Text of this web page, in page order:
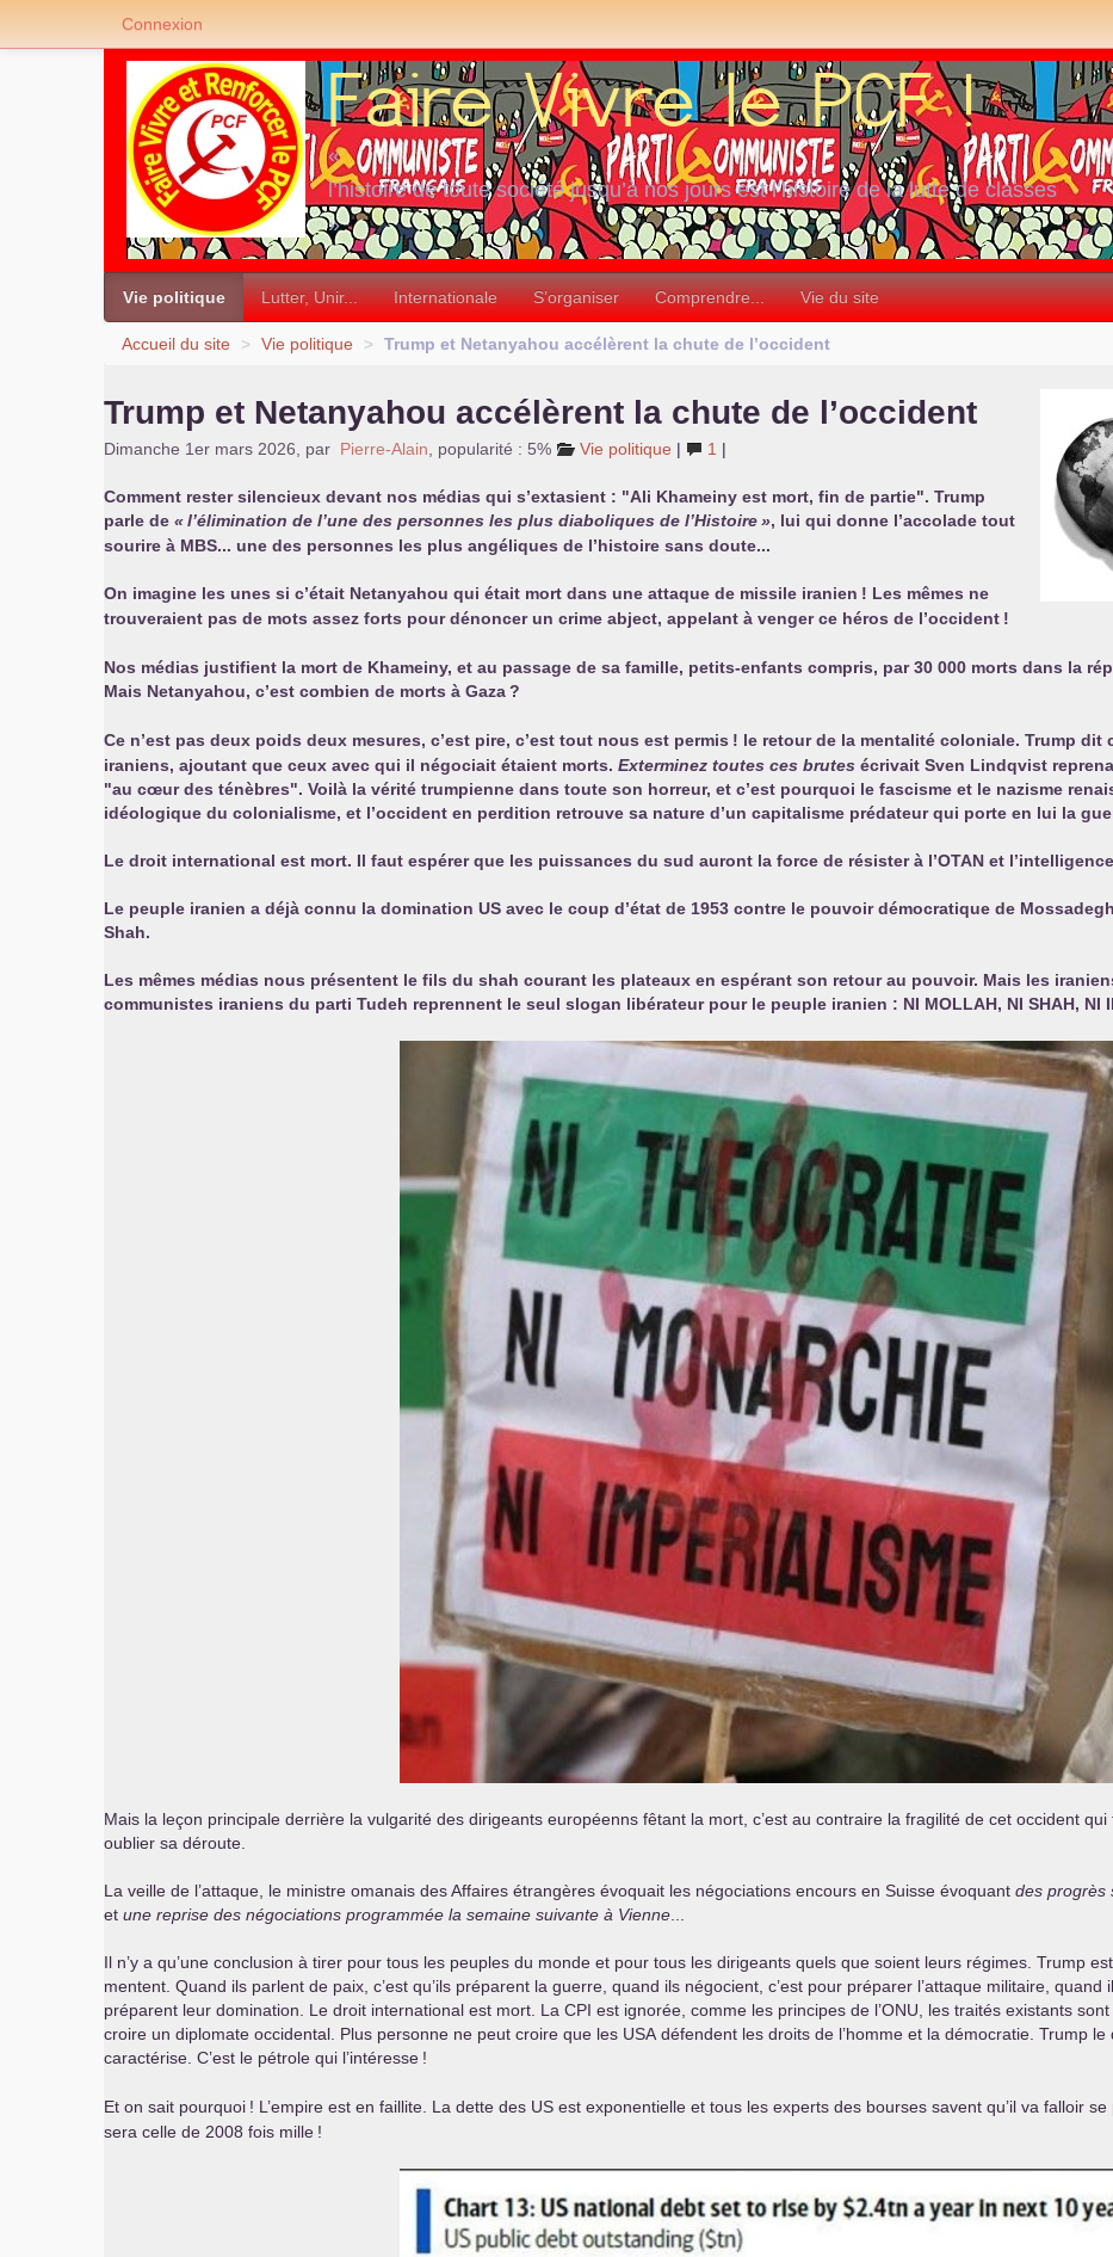
«
l’histoire de toute société jusqu’à nos jours est l’histoire de la lutte de classes
»
Vie politique Lutter, Unir... Internationale S’organiser Comprendre... Vie du site
Accueil du site > Vie politique > Trump et Netanyahou accélèrent la chute de l’occident
Trump et Netanyahou accélèrent la chute de l’occident
Dimanche 1er mars 2026 par Pierre-Alain popularité : 5% Vie politique | 1 |
Comment rester silencieux devant nos médias qui s’extasient : "Ali Khameiny est mort, fin de partie". Trump
parle de «l’élimination de l’une des personnes les plus diaboliques de l’Histoire», lui qui donne l’accolade tout
sourire à MBS... une des personnes les plus angéliques de l’histoire sans doute...
On imagine les unes si c’était Netanyahou qui était mort dans une attaque de missile iranien ! Les mêmes ne
trouveraient pas de mots assez forts pour dénoncer un crime abject, appelant à venger ce héros de l’occident !
Nos médias justifient la mort de Khameiny, et au passage de sa famille, petits-enfants compris, par 30 000 morts dans la
Mais Netanyahou, c’est combien de morts à Gaza?
Ce n’est pas deux poids deux mesures, c’est pire, c’est tout nous est permis ! le retour de la mentalité coloniale. Trump dit
iraniens, ajoutant que ceux avec qui il négociait étaient morts. Exterminez toutes ces brutes écrivait Sven Lindqvist
"au cœur des ténèbres". Voilà la vérité trumpienne dans toute son horreur, et c’est pourquoi le fascisme et le nazisme
idéologique du colonialisme, et l’occident en perdition retrouve sa nature d’un capitalisme prédateur qui porte en lui la
Le droit international est mort. Il faut espérer que les puissances du sud auront la force de résister à l’OTAN et
Le peuple iranien a déjà connu la domination US avec le coup d’état de 1953 contre le pouvoir démocratique de
Shah.
Les mêmes médias nous présentent le fils du shah courant les plateaux en espérant son retour au pouvoir. Mais les
communistes iraniens du parti Tudeh reprennent le seul slogan libérateur pour le peuple iranien : NI MOLLAH, NI SHAH, NI
Mais la leçon principale derrière la vulgarité des dirigeants européenns fêtant la mort, c’est au contraire la fragilité de cet occident
oublier sa déroute.
La veille de l’attaque, le ministre omanais des Affaires étrangères évoquait les négociations encours en Suisse évoquant des progrès
et une reprise des négociations programmée la semaine suivante à Vienne
Il n’y a qu’une conclusion à tirer pour tous les peuples du monde et pour tous les dirigeants quels que soient leurs régimes. Trump
mentent. Quand ils parlent de paix, c’est qu’ils préparent la guerre, quand ils négocient, c’est pour préparer l’attaque militaire, quand
préparent leur domination. Le droit international est mort. La CPI est ignorée, comme les principes de l’ONU , les traités existants
croire un diplomate occidental. Plus personne ne peut croire que les USA défendent les droits de l’homme et la démocratie. Trump
caractérise. C’est le pétrole qui l’intéresse !
Et on sait pourquoi ! L’empire est en faillite. La dette des US est exponentielle et tous les experts des bourses savent qu’il va falloir
sera celle de 2008 fois mille !
Connexion